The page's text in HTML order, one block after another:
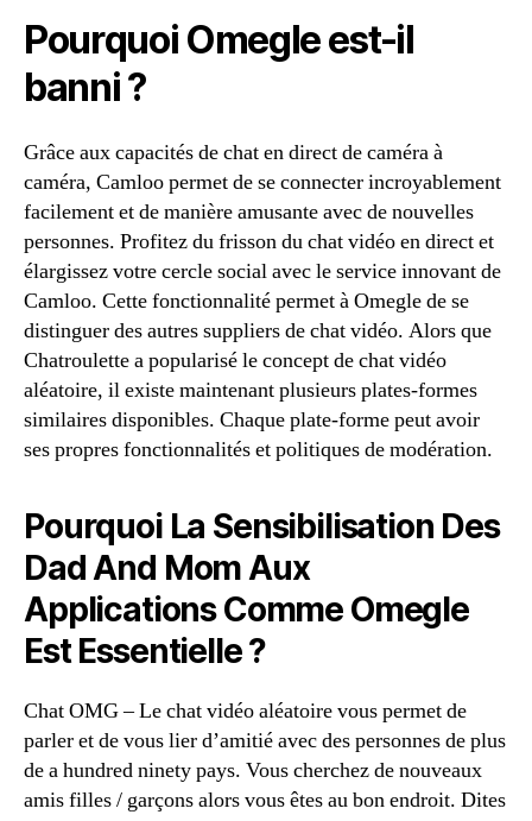
Pourquoi Omegle est-il
banni ?
Grâce aux capacités de chat en direct de caméra à
caméra, Camloo permet de se connecter incroyablement
facilement et de manière amusante avec de nouvelles
personnes. Profitez du frisson du chat vidéo en direct et
élargissez votre cercle social avec le service innovant de
Camloo. Cette fonctionnalité permet à Omegle de se
distinguer des autres suppliers de chat vidéo. Alors que
Chatroulette a popularisé le concept de chat vidéo
aléatoire, il existe maintenant plusieurs plates-formes
similaires disponibles. Chaque plate-forme peut avoir
ses propres fonctionnalités et politiques de modération.
Pourquoi La Sensibilisation Des
Dad And Mom Aux
Applications Comme Omegle
Est Essentielle ?
Chat OMG – Le chat vidéo aléatoire vous permet de
parler et de vous lier d’amitié avec des personnes de plus
de a hundred ninety pays. Vous cherchez de nouveaux
amis filles / garçons alors vous êtes au bon endroit. Dites